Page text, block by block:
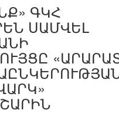
ԳԿՀ
ՍԱՄՎԵԼ